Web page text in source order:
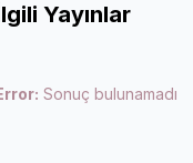
Yayınlar
Sonuç bulunamadı